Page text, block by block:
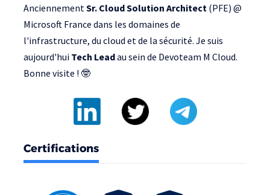
Anciennement Sr. Cloud Solution Architect (PFE) @
Microsoft France dans les domaines de
l'infrastructure, du cloud et de la sécurité. Je suis
aujourd'hui Tech Leadau sein de Devoteam M Cloud.
Bonne visite ! 🤓
Certifications